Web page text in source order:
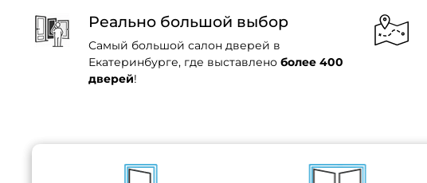
Реально большой выбор
Самый большой салон дверей в
Екатеринбурге, где выставлено более 400
дверей!